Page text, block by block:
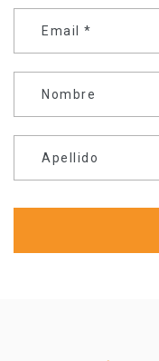
Email *
Nombre
Apellido